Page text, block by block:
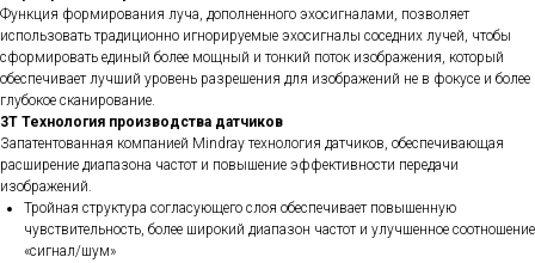
Функция формирования луча, дополненного эхосигналами, позволяет
использовать традиционно игнорируемые эхосигналы соседних лучей, чтобы
сформировать единый более мощный и тонкий поток изображения, который
обеспечивает лучший уровень разрешения для изображений не в фокусе и более
глубокое сканирование.
3T Технология производства датчиков
Запатентованная компанией Mindray технология датчиков, обеспечивающая
расширение диапазона частот и повышение эффективности передачи
изображений.
Тройная структура согласующего слоя обеспечивает повышенную
чувствительность, более широкий диапазон частот и улучшенное соотношение
«сигнал/шум»